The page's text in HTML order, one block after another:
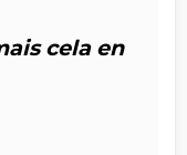
cela en